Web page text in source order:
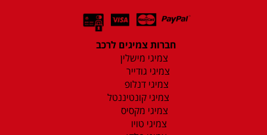
חברות צמיגים לרכב
צמיגי מישלין
צמיגי גודייר
צמיגי דנלופ
צמיגי קונטיננטל
צמיגי מקסיס
צמיגי טויו